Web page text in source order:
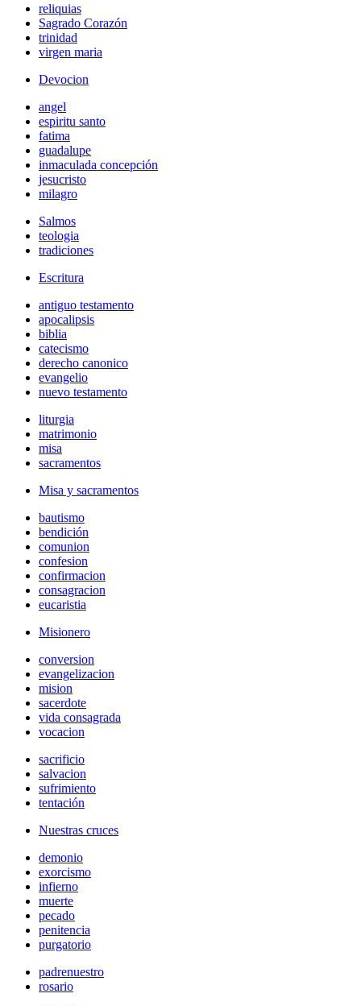
reliquias
Sagrado Corazón
trinidad
virgen maria
Devocion
angel
espiritu santo
fatima
guadalupe
inmaculada concepción
jesucristo
milagro
Salmos
teologia
tradiciones
Escritura
antiguo testamento
apocalipsis
biblia
catecismo
derecho canonico
evangelio
nuevo testamento
liturgia
matrimonio
misa
sacramentos
Misa y sacramentos
bautismo
bendición
comunion
confesion
confirmacion
consagracion
eucaristia
Misionero
conversion
evangelizacion
mision
sacerdote
vida consagrada
vocacion
sacrificio
salvacion
sufrimiento
tentación
Nuestras cruces
demonio
exorcismo
infierno
muerte
pecado
penitencia
purgatorio
padrenuestro
rosario